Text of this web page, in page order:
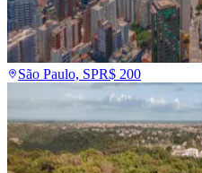
São Paulo, SPR$ 200